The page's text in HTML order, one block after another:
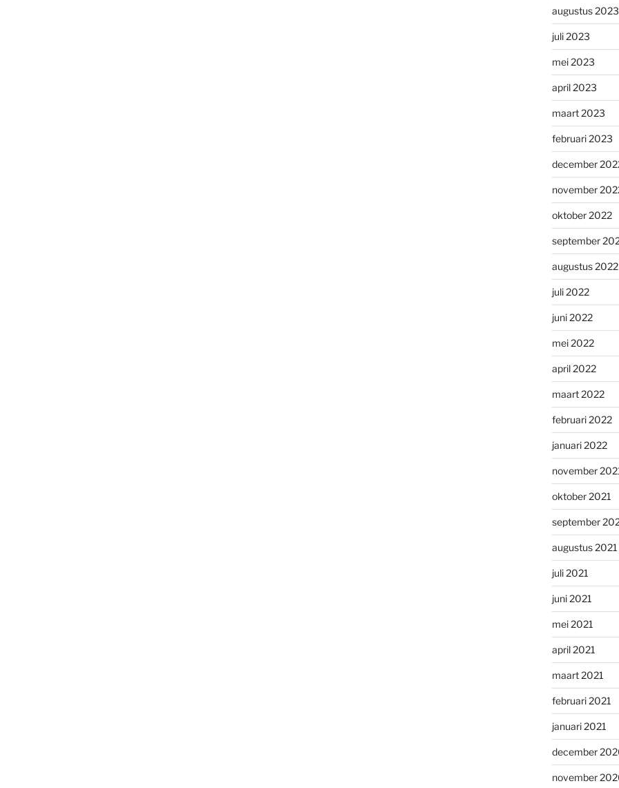
augustus 2023
juli 2023
mei 2023
april 2023
maart 2023
februari 2023
december
november
oktober 2022
september
augustus 2022
juli 2022
juni 2022
mei 2022
april 2022
maart 2022
februari 2022
januari 2022
november
oktober 2021
september
augustus 2021
juli 2021
juni 2021
mei 2021
april 2021
maart 2021
februari 2021
januari 2021
december
november